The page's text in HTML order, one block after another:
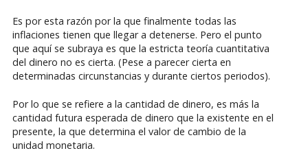
Es por esta razón por la que finalmente todas las
inflaciones tienen que llegar a detenerse. Pero el punto
que aquí se subraya es que la estricta teoría cuantitativa
del dinero no es cierta. (Pese a parecer cierta en
determinadas circunstancias y durante ciertos periodos).
Por lo que se refiere a la cantidad de dinero, es más la
cantidad futura esperada de dinero que la existente en el
presente, la que determina el valor de cambio de la
unidad monetaria.